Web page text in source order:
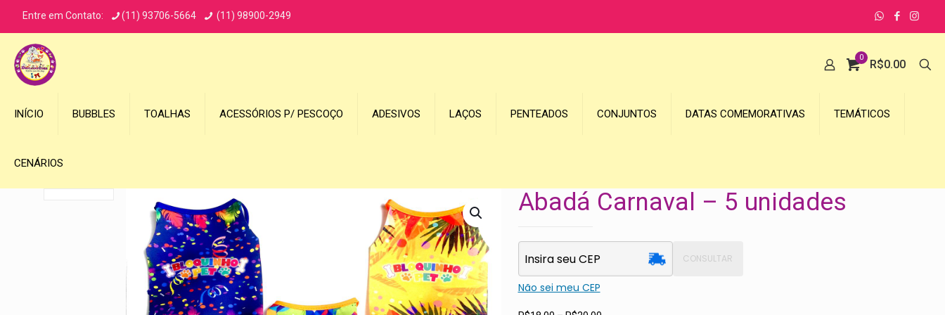
Entre em Contato: (11) 93706-5664 (11) 98900-2949
0
R$0.00
INÍCIO BUBBLES TOALHAS ACESSÓRIOS P/ PESCOÇO ADESIVOS LAÇOS PENTEADOS CONJUNTOS DATAS COMEMORATIVAS TEMÁTICOS
CENÁRIOS
Abadá Carnaval – 5 unidades
CONSULTAR
Não sei meu CEP